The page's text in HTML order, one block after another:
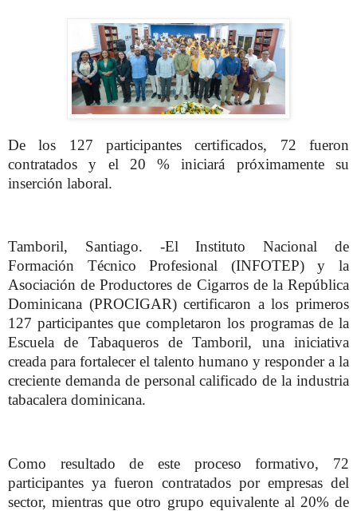
De los 127 participantes certificados, 72 fueron
contratados y el 20 % iniciará próximamente su
inserción laboral.
Tamboril, Santiago. -El Instituto Nacional de
Formación Técnico Profesional (INFOTEP) y la
Asociación de Productores de Cigarros de la República
Dominicana (PROCIGAR) certificaron a los primeros
127 participantes que completaron los programas de la
Escuela de Tabaqueros de Tamboril, una iniciativa
creada para fortalecer el talento humano y responder a la
creciente demanda de personal calificado de la industria
tabacalera dominicana.
Como resultado de este proceso formativo, 72
participantes ya fueron contratados por empresas del
sector, mientras que otro grupo equivalente al 20% de